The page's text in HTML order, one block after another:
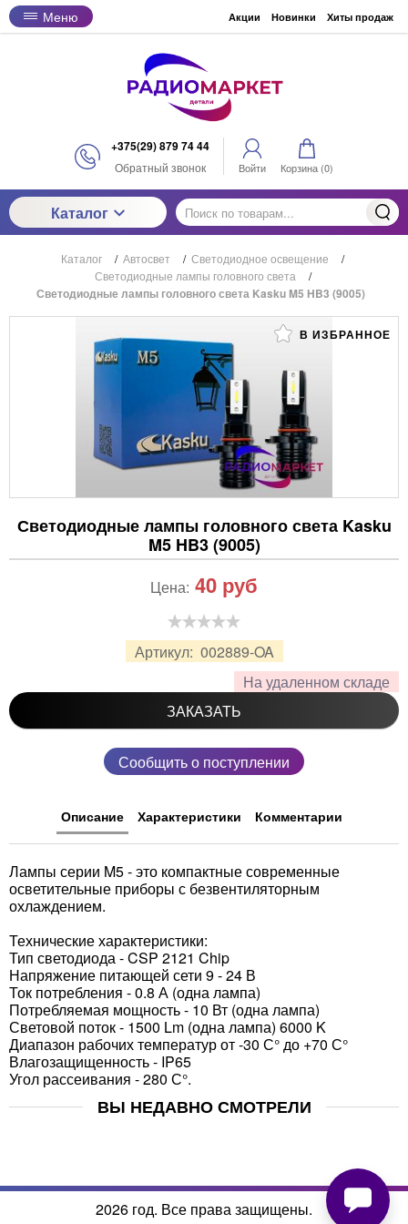
Меню Акции Новинки Хиты продаж
+375(29) 879 74 44
Обратный звонок Войти Корзина (0)
Каталог
Каталог / Автосвет / Светодиодное освещение
/
Светодиодные лампы головного света
/
Светодиодные лампы головного света Kasku M5 HB3 (9005)
В ИЗБРАННОЕ
Светодиодные лампы головного света Kasku
M5 HB3 (9005)
Артикул: 002889-OA
На удаленном складе
ЗАКАЗАТЬ
Цена: 40 руб
Сообщить о поступлении
Описание Характеристики Комментарии
Лампы серии M5 - это компактные современные
осветительные приборы с безвентиляторным
охлаждением.
Технические характеристики:
Тип светодиода - CSP 2121 Chip
Напряжение питающей сети 9 - 24 В
Ток потребления - 0.8 А (одна лампа)
Потребляемая мощность - 10 Вт (одна лампа)
Световой поток - 1500 Lm (одна лампа) 6000 K
Диапазон рабочих температур от -30 С° до +70 С°
Влагозащищенность - IP65
Угол рассеивания - 280 С°.
ВЫ НЕДАВНО СМОТРЕЛИ
2026 год. Все права защищены.